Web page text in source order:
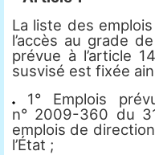
La liste des
l’accès au grade
prévue à l’article
susvisé est fixée
1° Emplois
n° 2009-360 du
emplois de
l’État ;